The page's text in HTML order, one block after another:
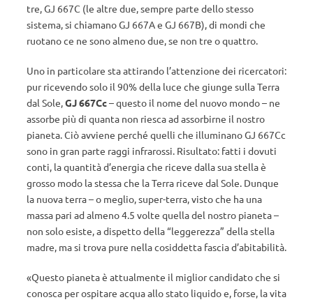
tre, GJ 667C (le altre due, sempre parte dello stesso
sistema, si chiamano GJ 667A e GJ 667B), di mondi che
ruotano ce ne sono almeno due, se non tre o quattro.
Uno in particolare sta attirando l’attenzione dei ricercatori:
pur ricevendo solo il 90% della luce che giunge sulla Terra
dal Sole,GJ 667Cc– questo il nome del nuovo mondo – ne
assorbe più di quanta non riesca ad assorbirne il nostro
pianeta. Ciò avviene perché quelli che illuminano GJ 667Cc
sono in gran parte raggi infrarossi. Risultato: fatti i dovuti
conti, la quantità d’energia che riceve dalla sua stella è
grosso modo la stessa che la Terra riceve dal Sole. Dunque
la nuova terra – o meglio, super-terra, visto che ha una
massa pari ad almeno 4.5 volte quella del nostro pianeta –
non solo esiste, a dispetto della “leggerezza” della stella
madre, ma si trova pure nella cosiddetta fascia d’abitabilità.
«Questo pianeta è attualmente il miglior candidato che si
conosca per ospitare acqua allo stato liquido e, forse, la vita